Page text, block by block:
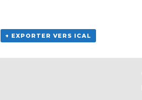
+ EXPORTER VERS ICAL